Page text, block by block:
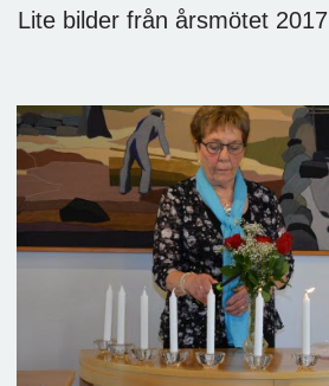
Lite bilder från årsmötet 2017